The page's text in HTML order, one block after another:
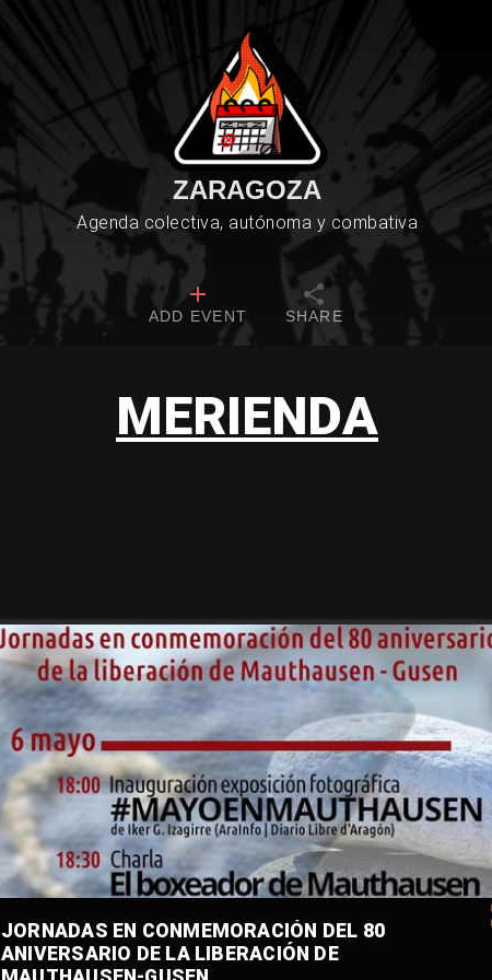
ZARAGOZA
Agenda colectiva, autónoma y combativa
ADD EVENT SHARE
MERIENDA
JORNADAS EN CONMEMORACIÓN DEL 80
ANIVERSARIO DE LA LIBERACIÓN DE